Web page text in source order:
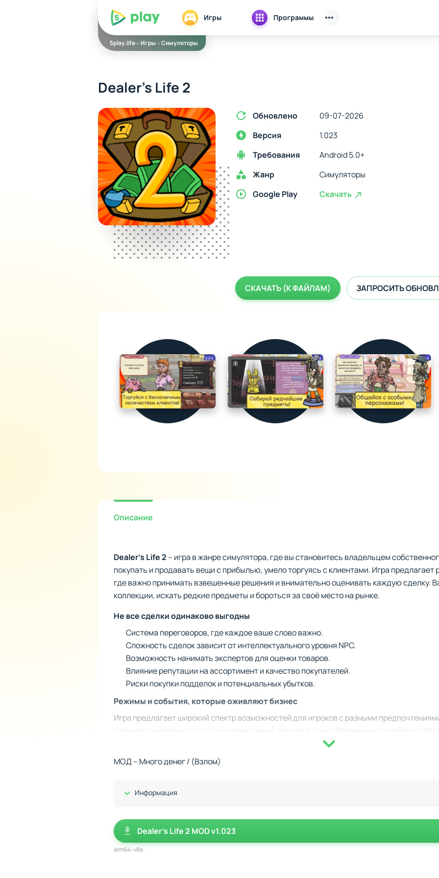
5play Игры Программы
5play.life»Игры »Симуляторы
Dealer's Life 2
Обновлено
09-07-2026
Версия
1.023
Требования
Android 5.0+
Жанр
Симуляторы
Google Play
Скачать
СКАЧАТЬ (К ФАЙЛАМ) ЗАПРОСИТЬ
Описание
Dealer’s Life 2 – игра в жанре симулятора, где вы становитесь владельцем
покупать и продавать вещи с прибылью, умело торгуясь с клиентами. Игра
где важно принимать взвешенные решения и внимательно оценивать каждую сделку.
коллекции, искать редкие предметы и бороться за своё место на рынке.
Не все сделки одинаково выгодны
Система переговоров, где каждое ваше слово важно.
Сложность сделок зависит от интеллектуального уровня NPC.
Возможность нанимать экспертов для оценки товаров.
Влияние репутации на ассортимент и качество покупателей.
Риски покупки подделок и потенциальных убытков.
Режимы и события, которые оживляют бизнес
Игра предлагает широкий спектр возможностей для игроков с разными
развивать магазин до статуса легендарной торговой точки. Перемены случайных
вызовы, когда, например, появляется уловка или исключительный лот. И персонал, и
решения, превращая каждую игровую сессию в неповторимое приключение.
Стильная графика в комиксах делает Dealer’s Life 2 лёгкой и яркой игрой,
Система улучшения магазина и развитие вашего мастерства в переговорах
прогресс. Готовы доказать, что вы мастер сделок? Откройте магазин и покорите
МОД – Много денег / (Взлом)
Показать/Скрыть
Информация
Dealer's Life 2 MOD v1.023
arm64-v8a